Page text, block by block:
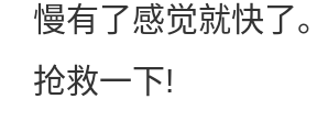
慢有了感觉就快了
抢救一下!